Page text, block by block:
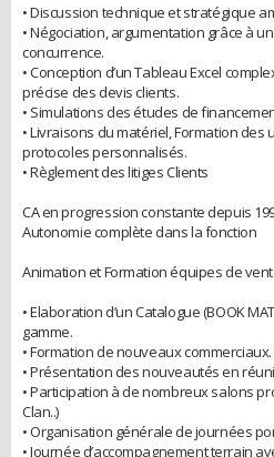
• Discussion technique et stratégique
• Négociation, argumentation grâce à
concurrence.
• Conception d’un Tableau Excel
précise des devis clients.
• Simulations des études de
• Livraisons du matériel, Formation
protocoles personnalisés.
• Règlement des litiges Clients
CA en progression constante depuis
Autonomie complète dans la fonction
Animation et Formation équipes de
• Elaboration d’un Catalogue (BOOK
gamme.
• Formation de nouveaux commerciaux.
• Présentation des nouveautés en
• Participation à de nombreux salons
Clan..)
• Organisation générale de journées
• Journée d’accompagnement terrain